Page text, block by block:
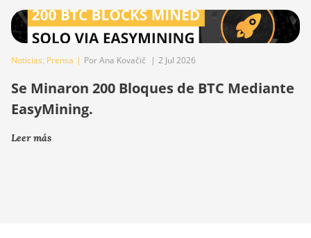
Noticias, Prensa | Por Ana Kovačič | 2 Jul 2026
Se Minaron 200 Bloques de BTC Mediante
EasyMining.
Leer más